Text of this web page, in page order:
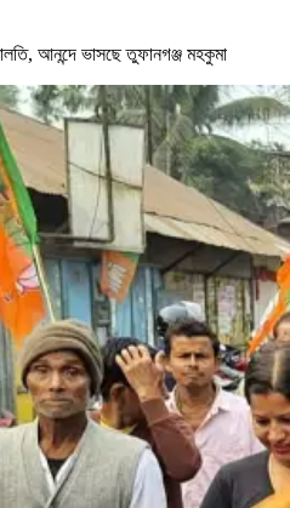
আনন্দে ভাসছে তুফানগঞ্জ মহকুমা